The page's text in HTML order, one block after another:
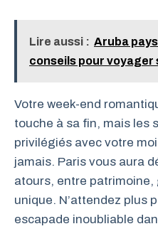
Lire aussi : Aruba
conseils pour voyager
Votre week-end
touche à sa fin, mais les
privilégiés avec votre
jamais. Paris vous aura
atours, entre
unique. N’attendez plus
escapade inoubliable